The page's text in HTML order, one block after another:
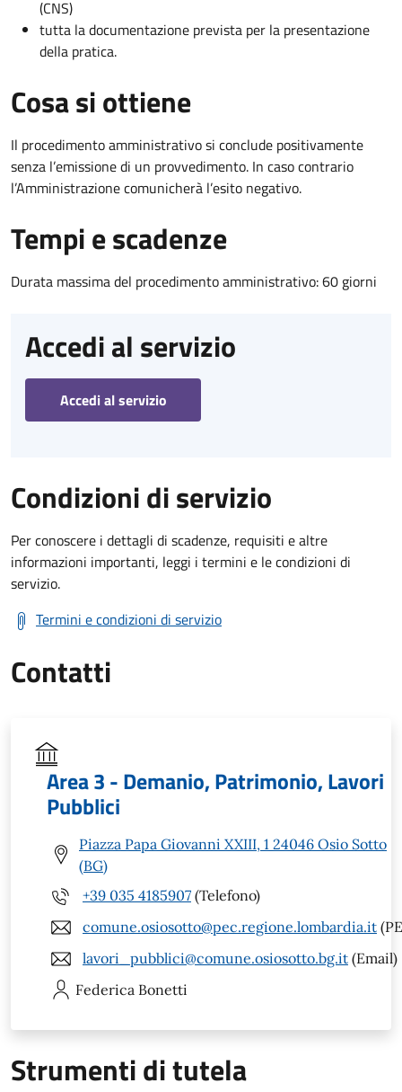
(CNS)
tutta la documentazione prevista per la presentazione
della pratica.
Cosa si ottiene
Il procedimento amministrativo si conclude positivamente
senza l’emissione di un provvedimento. In caso contrario
l’Amministrazione comunicherà l’esito negativo.
Tempi e scadenze
Durata massima del procedimento amministrativo: 60 giorni
Accedi al servizio
Accedi al servizio
Condizioni di servizio
Per conoscere i dettagli di scadenze, requisiti e altre
informazioni importanti, leggi i termini e le condizioni di
servizio.
Termini e condizioni di servizio
Contatti
Area 3 - Demanio, Patrimonio, Lavori
Pubblici
Piazza Papa Giovanni XXIII, 1 24046 Osio Sotto
(BG)
+39 035 4185907 (Telefono)
comune.osiosotto@pec.regione.lombardia.it
lavori_pubblici@comune.osiosotto.bg.it (Email)
Federica Bonetti
Strumenti di tutela